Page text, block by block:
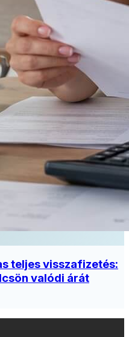
teljes visszafizetés:
valódi árát